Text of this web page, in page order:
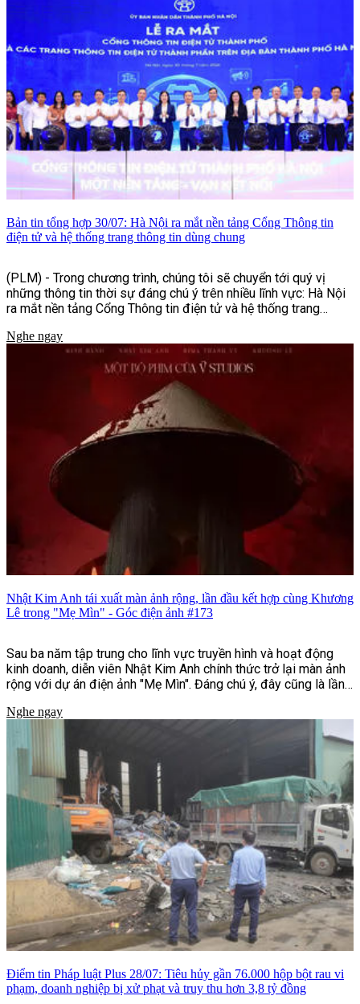
Bản tin tổng hợp 30/07: Hà Nội ra mắt nền tảng Cổng Thông tin
điện tử và hệ thống trang thông tin dùng chung
(PLM) - Trong chương trình, chúng tôi sẽ chuyển tới quý vị
những thông tin thời sự đáng chú ý trên nhiều lĩnh vực: Hà Nội
ra mắt nền tảng Cổng Thông tin điện tử và hệ thống trang
niệm Ngày Thương binh - Liệt sĩ, cùng những nỗ lực tăng
cường bảo đảm an toàn giao thông, phòng, chống mua bán
người và nhiều tin tức nổi bật khác.
Nghe ngay
Nhật Kim Anh tái xuất màn ảnh rộng, lần đầu kết hợp cùng Khương
Lê trong "Mẹ Mìn" - Góc điện ảnh #173
Sau ba năm tập trung cho lĩnh vực truyền hình và hoạt động
kinh doanh, diễn viên Nhật Kim Anh chính thức trở lại màn ảnh
rộng với dự án điện ảnh "Mẹ Mìn". Đáng chú ý, đây cũng là lần
kém cô 13 tuổi. Dù không vào vai cặp đôi, sự kết hợp giữa hai
gương mặt thuộc hai thế hệ diễn viên vẫn nhanh chóng thu hút
sự quan tâm của khán giả ngay từ những hình ảnh đầu tiên
được công bố tại lễ khai máy.
Nghe ngay
Điểm tin Pháp luật Plus 28/07: Tiêu hủy gần 76.000 hộp bột rau vi
phạm, doanh nghiệp bị xử phạt và truy thu hơn 3,8 tỷ đồng